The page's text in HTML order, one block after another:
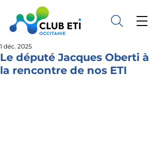
Le député Jacques Oberti à
la rencontre de nos ETI
1 déc. 2025